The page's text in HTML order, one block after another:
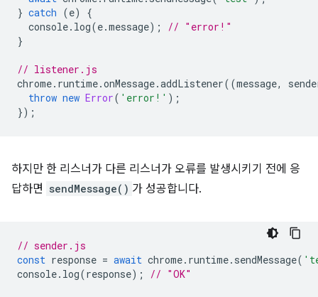
} catch (e)
{
console. log(e.message);
// "error!"
}
// listener.js
chrome. runtime.onMessage.addListener((message,
throw new Error( 'error!' );
});
하지만 한 리스너가 다른 리스너가 오류를 발생시키기 전에 응
답하면 sendMessage() 가 성공합니다.
// sender.js
const response = await chrome. runtime. sendMessage(
console. log(response); // "OK"